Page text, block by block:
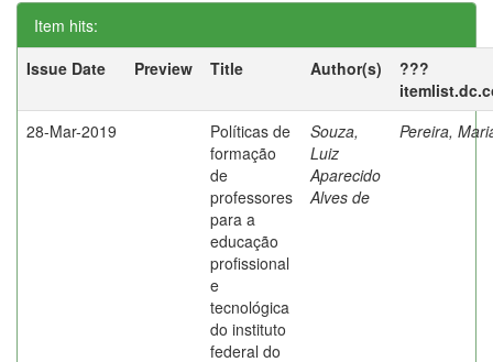
Item hits:
Issue Date
Preview Title Author(s)
???
28-Mar-2019
Políticas de
formação
de
professores
para a
educação
profissional
e
tecnológica
do instituto
federal do
Souza,
Luiz
Aparecido
Alves de
Pereira,